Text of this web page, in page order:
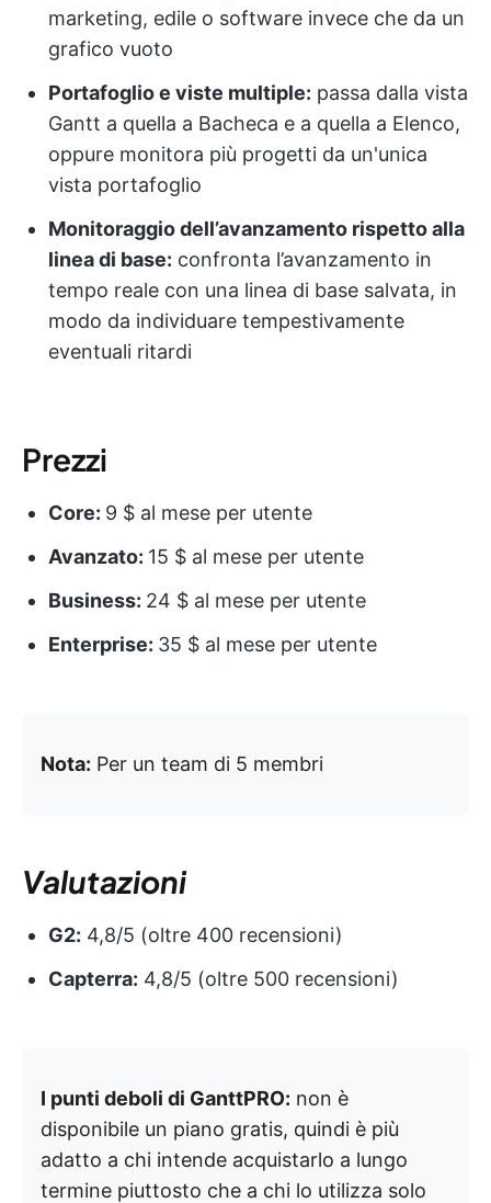
marketing, edile o software invece che da un
grafico vuoto
Portafoglio e viste multiple: passa dalla vista
Gantt a quella a Bacheca e a quella a Elenco,
oppure monitora più progetti da un'unica
vista portafoglio
Monitoraggio dell’avanzamento rispetto alla
linea di base: confronta l’avanzamento in
tempo reale con una linea di base salvata, in
modo da individuare tempestivamente
eventuali ritardi
Prezzi
Core: 9 $ al mese per utente
Avanzato: 15 $ al mese per utente
Business: 24 $ al mese per utente
Enterprise: 35 $ al mese per utente
Nota: Per un team di 5 membri
Valutazioni
G2: 4,8/5 (oltre 400 recensioni)
Capterra: 4,8/5 (oltre 500 recensioni)
I punti deboli di GanttPRO: non è
disponibile un piano gratis, quindi è più
adatto a chi intende acquistarlo a lungo
termine piuttosto che a chi lo utilizza solo